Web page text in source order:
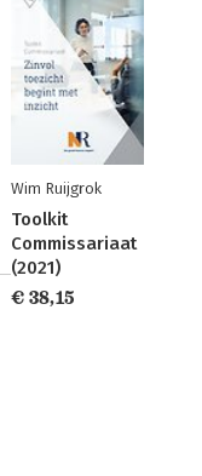
Wim Ruijgrok
Toolkit
Commissariaat
(2021)
€ 38,15